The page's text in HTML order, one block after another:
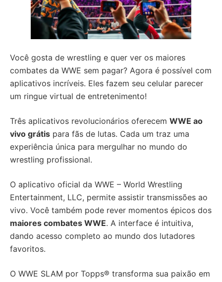
Você gosta de wrestling e quer ver os maiores
combates da WWE sem pagar? Agora é possível com
aplicativos incríveis. Eles fazem seu celular parecer
um ringue virtual de entretenimento!
Três aplicativos revolucionários oferecem WWE ao
vivo grátis para fãs de lutas. Cada um traz uma
experiência única para mergulhar no mundo do
wrestling profissional.
O aplicativo oficial da WWE – World Wrestling
Entertainment, LLC, permite assistir transmissões ao
vivo. Você também pode rever momentos épicos dos
maiores combates WWE. A interface é intuitiva,
dando acesso completo ao mundo dos lutadores
favoritos.
O WWE SLAM por Topps® transforma sua paixão em